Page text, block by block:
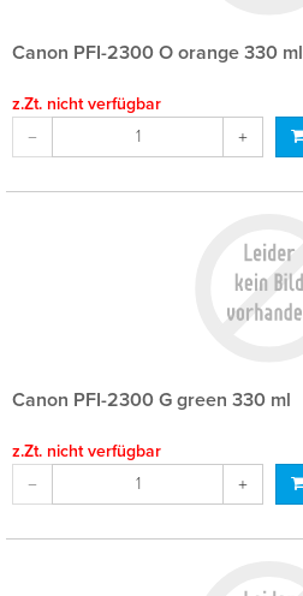
Canon PFI-2300 O orange 330 ml
z.Zt. nicht verfügbar
Canon PFI-2300 G green 330 ml
z.Zt. nicht verfügbar